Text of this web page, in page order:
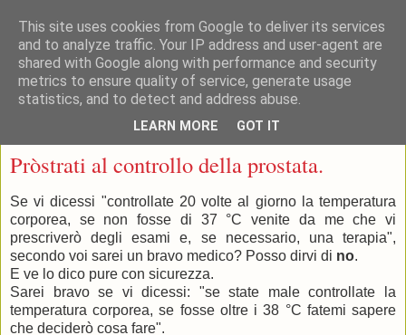
Pròstrati al controllo della prostata.
Se vi dicessi "controllate 20 volte al giorno la temperatura
corporea, se non fosse di 37 °C venite da me che vi
prescriverò degli esami e, se necessario, una terapia",
secondo voi sarei un bravo medico? Posso dirvi di no.
E ve lo dico pure con sicurezza.
Sarei bravo se vi dicessi: "se state male controllate la
temperatura corporea, se fosse oltre i 38 °C fatemi sapere
che deciderò cosa fare".
This site uses cookies from Google to deliver its services
and to analyze traffic. Your IP address and user-agent are
shared with Google along with performance and security
metrics to ensure quality of service, generate usage
statistics, and to detect and address abuse.
LEARN MORE GOT IT